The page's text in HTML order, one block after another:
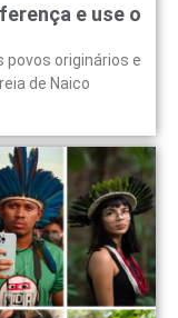
e use o
povos originários e
de Naico